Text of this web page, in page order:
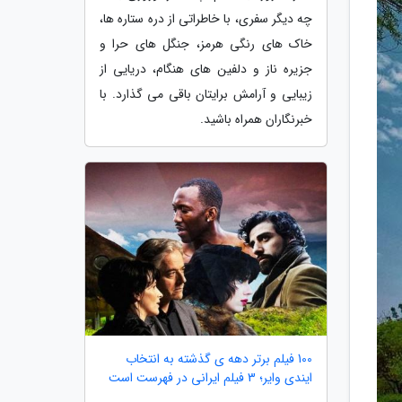
چه دیگر سفری، با خاطراتی از دره ستاره ها،
خاک های رنگی هرمز، جنگل های حرا و
جزیره ناز و دلفین های هنگام، دریایی از
زیبایی و آرامش برایتان باقی می گذارد. با
خبرنگاران همراه باشید.
100 فیلم برتر دهه ی گذشته به انتخاب
ایندی وایر؛ 3 فیلم ایرانی در فهرست است